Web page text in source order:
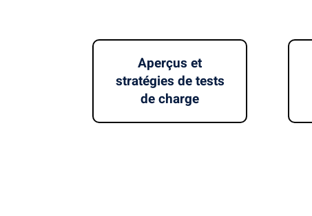
Aperçus et
stratégies de tests
de charge